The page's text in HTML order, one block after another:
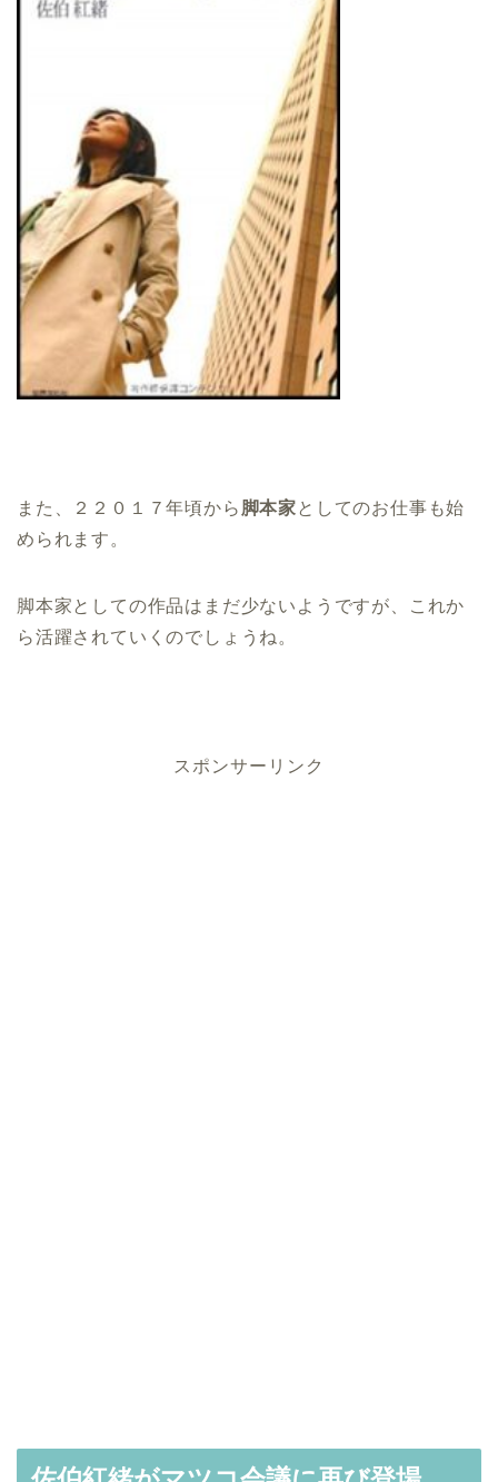
また、２２０１７年頃から 脚本家としてのお仕事も始
められます。
脚本家としての作品はまだ少ないようですが、これか
ら活躍されていくのでしょうね。
スポンサーリンク